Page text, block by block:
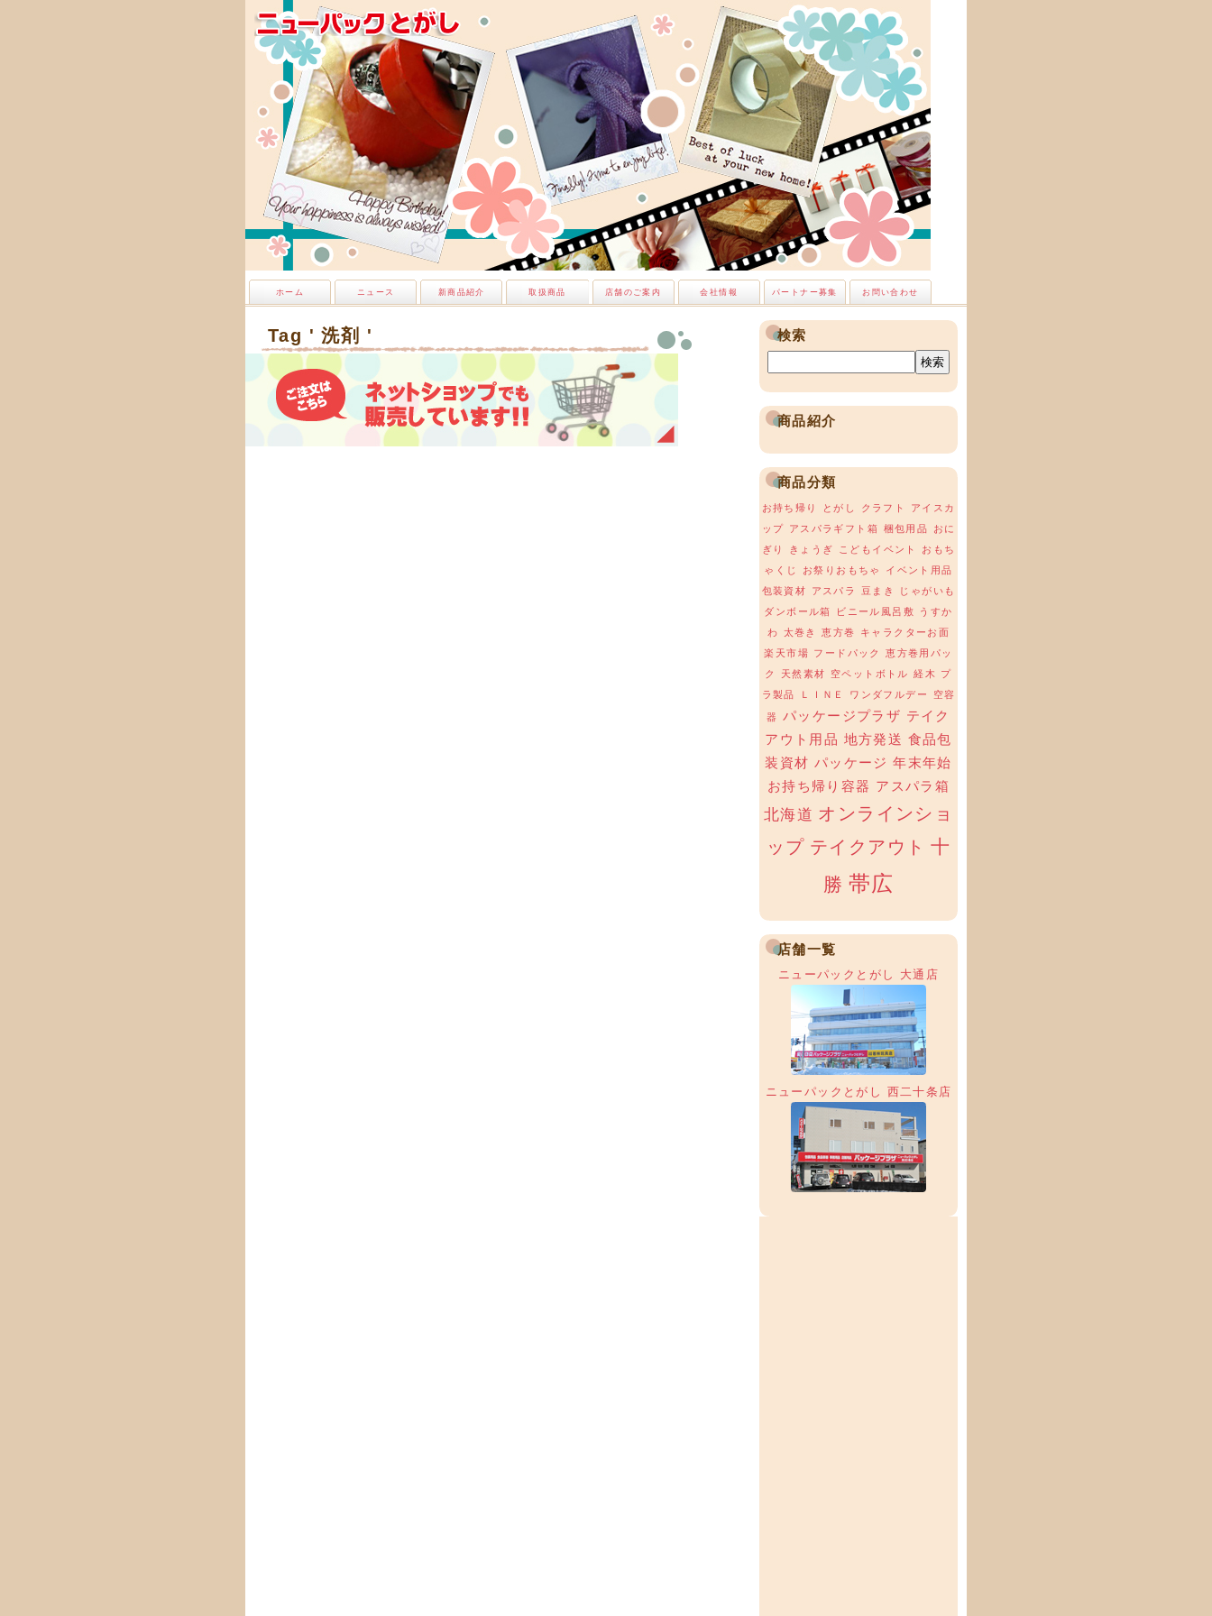
ホーム ニュース 新商品紹介 取扱商品 店舗のご案内 会社情報 パートナー募集 お問い合わせ
Tag ' 洗剤 ' 検索
商品紹介
商品分類
お持ち帰り とがし クラフト
アイスカ
ップ
アスパラギフト箱 梱包用品
おに
ぎり
きょうぎ こどもイベント
おもち
ゃくじ
お祭りおもちゃ
イベント用品
包装資材
アスパラ 豆まき
じゃがいも
ダンボール箱
ビニール風呂敷
うすか
わ 太巻き 恵方巻
キャラクターお面
楽天市場 フードパック
恵方巻用パッ
ク
天然素材 空ペットボトル 経木 プ
ラ製品
ＬＩＮＥ ワンダフルデー 空容
器 パッケージプラザ テイク
アウト用品 地方発送 食品包
装資材 パッケージ 年末年始
お持ち帰り容器 アスパラ箱
北海道 オンラインショ
ップ テイクアウト 十
勝 帯広
店舗一覧
ニューパックとがし 大通店
ニューパックとがし 西二十条店